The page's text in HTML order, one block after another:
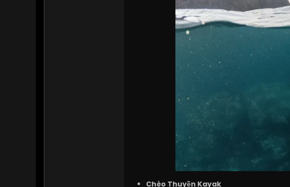
Chèo Thuyền Kayak